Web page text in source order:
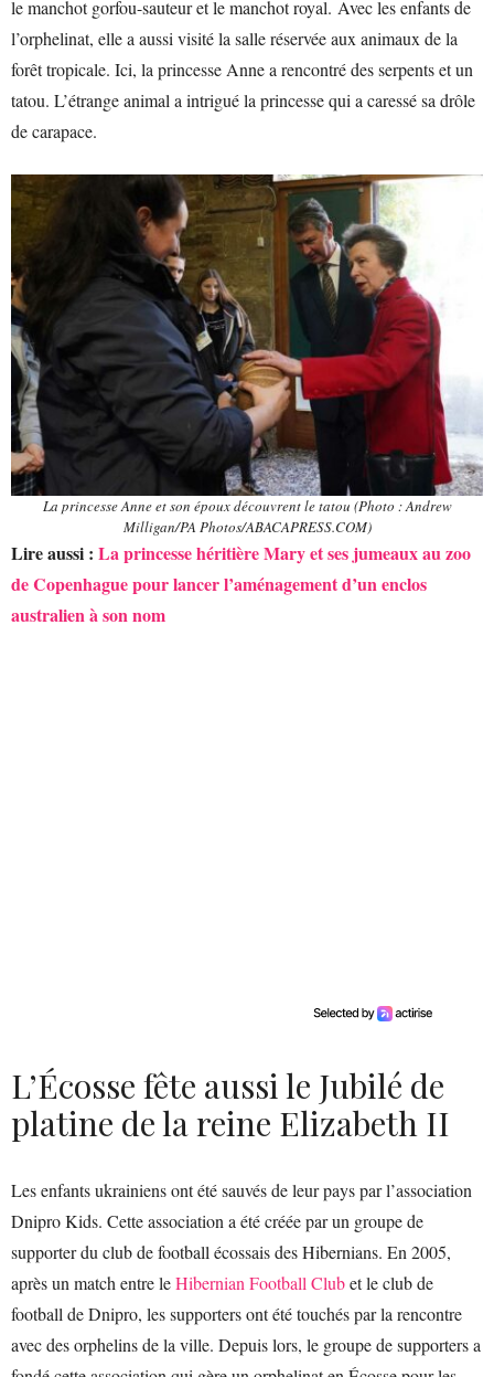
le manchot gorfou-sauteur et le manchot royal. Avec les enfants de
l’orphelinat, elle a aussi visité la salle réservée aux animaux de la
forêt tropicale. Ici, la princesse Anne a rencontré des serpents et un
tatou. L’étrange animal a intrigué la princesse qui a caressé sa drôle
de carapace.
La princesse Anne et son époux découvrent le tatou (Photo : Andrew
Milligan/PA Photos/ABACAPRESS.COM)
Lire aussi : La princesse héritière Mary et ses jumeaux au zoo
de Copenhague pour lancer l’aménagement d’un enclos
australien à son nom
L’Écosse fête aussi le Jubilé de
platine de la reine Elizabeth II
Les enfants ukrainiens ont été sauvés de leur pays par l’association
Dnipro Kids. Cette association a été créée par un groupe de
supporter du club de football écossais des Hibernians. En 2005,
après un match entre leHibernian Football Clubet le club de
football de Dnipro, les supporters ont été touchés par la rencontre
avec des orphelins de la ville. Depuis lors, le groupe de supporters a